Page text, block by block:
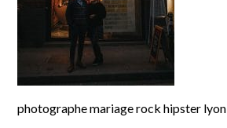
photographe mariage rock hipster lyon